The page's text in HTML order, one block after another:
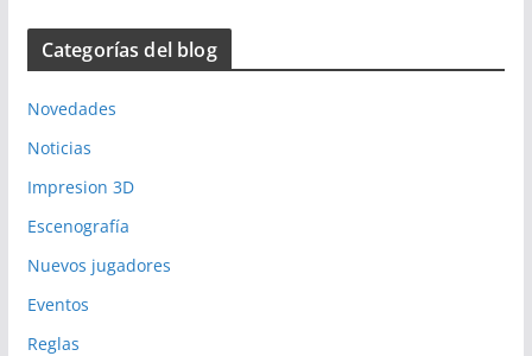
Categorías del blog
Novedades
Noticias
Impresion 3D
Escenografía
Nuevos jugadores
Eventos
Reglas